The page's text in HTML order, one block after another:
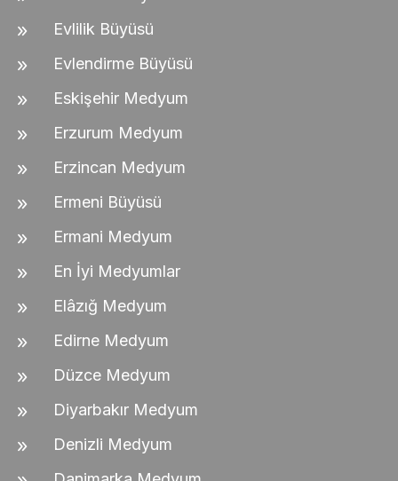
Evlilik Büyüsü
Evlendirme Büyüsü
Eskişehir Medyum
Erzurum Medyum
Erzincan Medyum
Ermeni Büyüsü
Ermani Medyum
En İyi Medyumlar
Elâzığ Medyum
Edirne Medyum
Düzce Medyum
Diyarbakır Medyum
Denizli Medyum